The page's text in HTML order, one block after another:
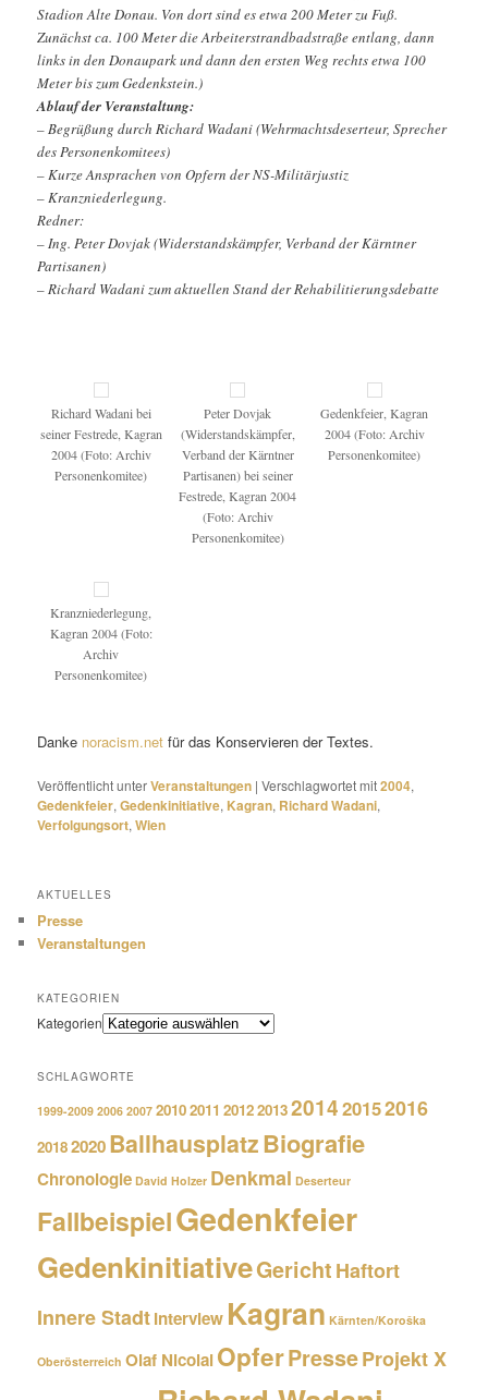
Stadion Alte Donau. Von dort sind es etwa 200 Meter zu Fuß.
Zunächst ca. 100 Meter die Arbeiterstrandbadstraße entlang, dann
links in den Donaupark und dann den ersten Weg rechts etwa 100
Meter bis zum Gedenkstein.)
Ablauf der Veranstaltung:
– Begrüßung durch Richard Wadani (Wehrmachtsdeserteur, Sprecher
des Personenkomitees)
– Kurze Ansprachen von Opfern der NS-Militärjustiz
– Kranzniederlegung.
Redner:
– Ing. Peter Dovjak (Widerstandskämpfer, Verband der Kärntner
Partisanen)
– Richard Wadani zum aktuellen Stand der Rehabilitierungsdebatte
Richard Wadani bei
seiner Festrede, Kagran
2004 (Foto: Archiv
Personenkomitee)
Peter Dovjak
(Widerstandskämpfer,
Verband der Kärntner
Partisanen) bei seiner
Festrede, Kagran 2004
(Foto: Archiv
Personenkomitee)
Gedenkfeier, Kagran
2004 (Foto: Archiv
Personenkomitee)
Kranzniederlegung,
Kagran 2004 (Foto:
Archiv
Personenkomitee)
Danke noracism.netfür das Konservieren der Textes.
Veröffentlicht unterVeranstaltungen |Verschlagwortet mit2004,
Gedenkfeier,Gedenkinitiative, Kagran, Richard Wadani,
Verfolgungsort,Wien
AKTUELLES
Presse
Veranstaltungen
KATEGORIEN
Kategorien
SCHLAGWORTE
1999-2009 2006 2007 20102011 20122013201420152016
20182020BallhausplatzBiografie
Chronologie David Holzer Denkmal Deserteur
FallbeispielGedenkfeier
GedenkinitiativeGerichtHaftort
Innere StadtInterview Kagran Kärnten/Koroška
Oberösterreich Olaf NicolaiOpferPresseProjekt X